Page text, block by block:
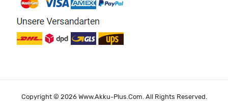
Copyright © 2026 Www.akku-Plus.com. All Rights Reserved.